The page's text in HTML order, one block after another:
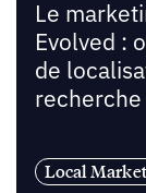
Le
Evolved :
de
Local